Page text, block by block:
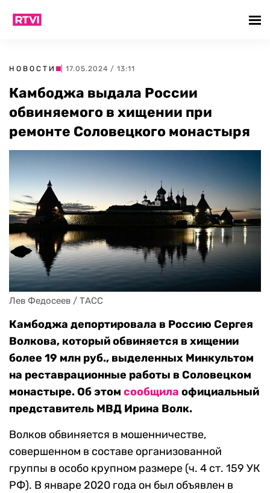
НОВОСТИ | 17.05.2024 / 13:11
Камбоджа выдала России
обвиняемого в хищении при
ремонте Соловецкого монастыря
Лев Федосеев / ТАСС
Камбоджа депортировала в Россию Сергея
Волкова, который обвиняется в хищении
более 19 млн руб., выделенных Минкультом
на реставрационные работы в Соловецком
монастыре. Об этом сообщила официальный
представитель МВД Ирина Волк.
Волков обвиняется в мошенничестве,
совершенном в составе организованной
группы в особо крупном размере (ч. 4 ст. 159 УК
РФ). В январе 2020 года он был объявлен в